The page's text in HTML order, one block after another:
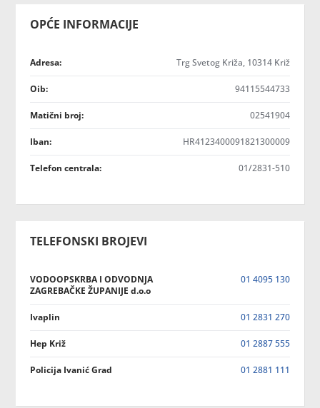
OPĆE INFORMACIJE
Adresa: Trg Svetog Križa, 10314 Križ
Oib: 94115544733
Matični broj: 02541904
Iban: HR4123400091821300009
Telefon centrala: 01/2831-510
TELEFONSKI BROJEVI
VODOOPSKRBA I ODVODNJA
ZAGREBAČKE ŽUPANIJE d.o.o
01 4095 130
Ivaplin 01 2831 270
Hep Križ 01 2887 555
Policija Ivanić Grad 01 2881 111